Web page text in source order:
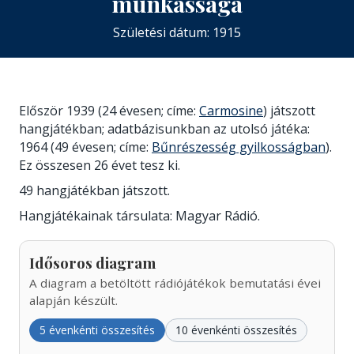
Születési dátum: 1915
Először 1939 (24 évesen; címe: Carmosine) játszott
hangjátékban; adatbázisunkban az utolsó játéka:
1964 (49 évesen; címe: Bűnrészesség gyilkosságban).
Ez összesen 26 évet tesz ki.
49 hangjátékban játszott.
Hangjátékainak társulata: Magyar Rádió.
Idősoros diagram
A diagram a betöltött rádiójátékok bemutatási évei
alapján készült.
5 évenkénti összesítés 10 évenkénti összesítés